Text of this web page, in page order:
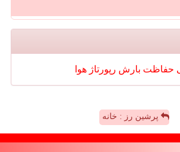
حفاظت بارش رپورتاژ هوا
پرشین رز : خانه